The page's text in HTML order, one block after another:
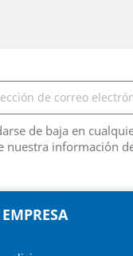
de baja en
nuestra información